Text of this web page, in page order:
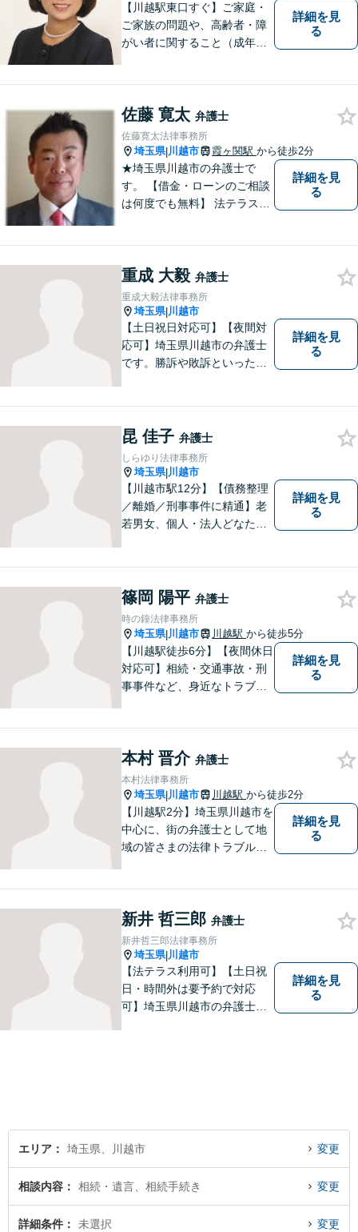
【川越駅東口すぐ】ご家庭・
ご家族の問題や、高齢者・障
がい者に関すること（成年後
い。
詳細を見
る
佐藤 寛太 弁護士
佐藤寛太法律事務所
埼玉県|川越市 霞ヶ関駅 から徒歩2分
★埼玉県川越市の弁護士で
す。 【借金・ローンのご相談
は何度でも無料】 法テラス契
詳細を見
る
重成 大毅 弁護士
重成大毅法律事務所
埼玉県|川越市
【土日祝日対応可】【夜間対
応可】埼玉県川越市の弁護士
です。勝訴や敗訴といった結
い。
詳細を見
る
昆 佳子 弁護士
しらゆり法律事務所
埼玉県|川越市
【川越市駅12分】【債務整理
／離婚／刑事事件に精通】老
若男女、個人・法人どなたか
の喜びです。お困りの際はお
早めにご相談ください！【完
全個室対応】
詳細を見
る
篠岡 陽平 弁護士
時の鐘法律事務所
埼玉県|川越市 川越駅 から徒歩5分
【川越駅徒歩6分】【夜間休日
対応可】相続・交通事故・刑
事事件など、身近なトラブル
よう尽力します。お困りごと
があれば、お気軽にご連絡く
ださい。
詳細を見
る
本村 晋介 弁護士
本村法律事務所
埼玉県|川越市 川越駅 から徒歩2分
【川越駅2分】埼玉県川越市を
中心に、街の弁護士として地
域の皆さまの法律トラブル解
どうぞお気軽にご相談くださ
い。
詳細を見
る
新井 哲三郎 弁護士
新井哲三郎法律事務所
埼玉県|川越市
【法テラス利用可】【土日祝
日・時間外は要予約で対応
可】埼玉県川越市の弁護士で
詳細を見
る
エリア 埼玉県、川越市 変更
相談内容 相続・遺言、相続手続き 変更
詳細条件 未選択 変更